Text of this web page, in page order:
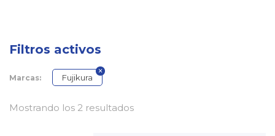
Filtros activos
Marcas: Fujikura
Mostrando los 2 resultados